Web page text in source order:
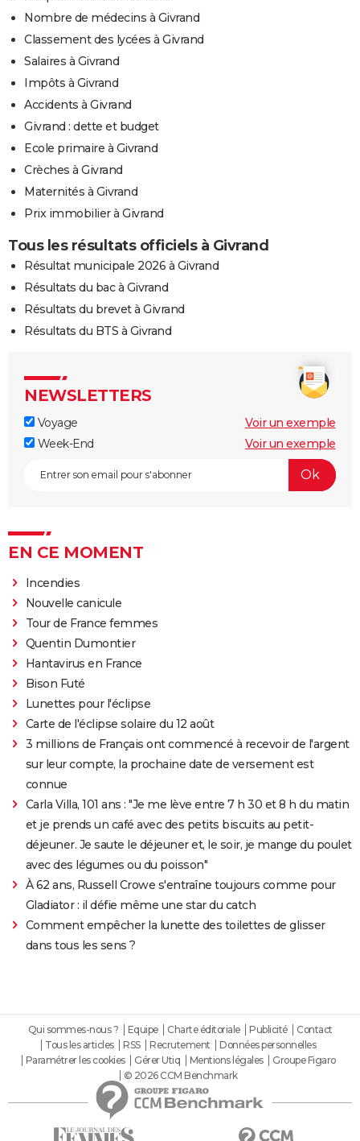
Nombre de médecins à Givrand
Classement des lycées à Givrand
Salaires à Givrand
Impôts à Givrand
Accidents à Givrand
Givrand : dette et budget
Ecole primaire à Givrand
Crèches à Givrand
Maternités à Givrand
Prix immobilier à Givrand
Tous les résultats officiels à Givrand
Résultat municipale 2026 à Givrand
Résultats du bac à Givrand
Résultats du brevet à Givrand
Résultats du BTS à Givrand
NEWSLETTERS
Voyage
Voir un exemple
Week-End
Voir un exemple
EN CE MOMENT
Incendies
Nouvelle canicule
Tour de France femmes
Quentin Dumontier
Hantavirus en France
Bison Futé
Lunettes pour l'éclipse
Carte de l'éclipse solaire du 12 août
3 millions de Français ont commencé à recevoir de l'argent
sur leur compte, la prochaine date de versement est
connue
Carla Villa, 101 ans : "Je me lève entre 7 h 30 et 8 h du matin
et je prends un café avec des petits biscuits au petit-
déjeuner. Je saute le déjeuner et, le soir, je mange du poulet
avec des légumes ou du poisson"
À 62 ans, Russell Crowe s'entraîne toujours comme pour
Gladiator : il défie même une star du catch
Comment empêcher la lunette des toilettes de glisser
dans tous les sens ?
Qui sommes-nous ? Equipe Charte éditoriale Publicité
Contact
Tous les articles
RSS Recrutement
Données personnelles
Paramétrer les cookies
Gérer Utiq Mentions légales
Groupe Figaro
© 2026 CCM Benchmark